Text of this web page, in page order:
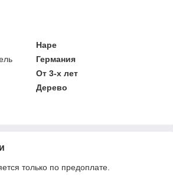
Hape
Германия
От 3-х лет
Дерево
только по предоплате.